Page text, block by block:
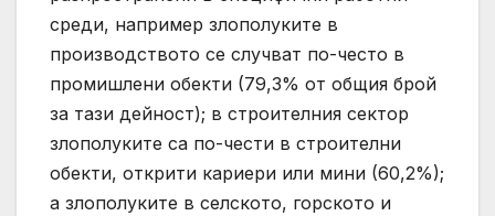
среди, например злополуките в
производството се случват по-често в
промишлени обекти (79,3% от общия брой
за тази дейност); в строителния сектор
злополуките са по-чести в строителни
обекти, открити кариери или мини (60,2%);
а злополуките в селското, горското и